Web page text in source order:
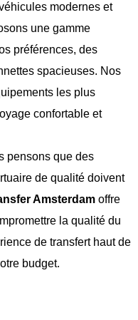
modernes et
une gamme
préférences, des
spacieuses. Nos
les plus
confortable et
pensons que des
de qualité doivent
Amsterdam offre
la qualité du
de transfert haut de
budget.